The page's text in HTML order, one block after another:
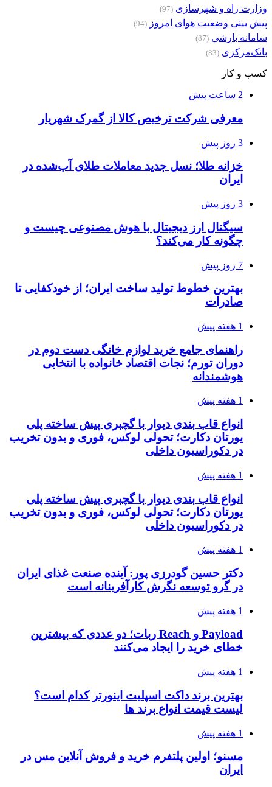
وزارت راه و شهرسازی (97)
پیش بینی وضعیت هوای امروز (94)
سامانه بارشی (87)
بانک‌مرکزی (83)
کسب و کار
2 ساعت پیش
معرفی شرکت ترخیص کالا از گمرک شهریار
3 روز پیش
خزانه طلا؛ نسل جدید معاملات طلای آب‌شده در
ایران
3 روز پیش
سیگنال ارز دیجیتال با هوش مصنوعی چیست و
چگونه کار می‌کند؟
7 روز پیش
بهترین خطوط تولید ساخت ایران؛ از خودکفایی تا
صادرات
1 هفته پیش
راهنمای جامع خرید لوازم خانگی دست دوم در
دوران تورم؛ نجات اقتصاد خانواده با انتخابی
هوشمندانه
1 هفته پیش
انواع قاب بندی دیوار با گچبری پیش ساخته پلی
یورتان دکارت؛ تحولی لوکس، فوری و بدون تخریب
در دکوراسیون داخلی
1 هفته پیش
انواع قاب بندی دیوار با گچبری پیش ساخته پلی
یورتان دکارت؛ تحولی لوکس، فوری و بدون تخریب
در دکوراسیون داخلی
1 هفته پیش
دکتر حسین گودرزی پور: آینده صنعت غذای ایران
در گرو توسعه نگرش کارآفرینانه است
1 هفته پیش
Payload و Reach ربات؛ دو عددی که بیشترین
خطای خرید را ایجاد می‌کنند
1 هفته پیش
بهترین برند داکت اسپلیت اینورتر کدام است؟
لیست قیمت انواع برند ها
1 هفته پیش
مسنو؛ اولین پلتفرم خرید و فروش آنلاین مس در
ایران